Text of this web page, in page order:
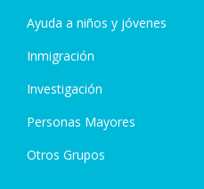
Ayuda a niños y jóvenes
Inmigración
Investigación
Personas Mayores
Otros Grupos